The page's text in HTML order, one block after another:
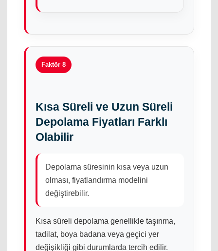
Faktör 8
Kısa Süreli ve Uzun Süreli
Depolama Fiyatları Farklı
Olabilir
Depolama süresinin kısa veya uzun
olması, fiyatlandırma modelini
değiştirebilir.
Kısa süreli depolama genellikle taşınma,
tadilat, boya badana veya geçici yer
değişikliği gibi durumlarda tercih edilir.